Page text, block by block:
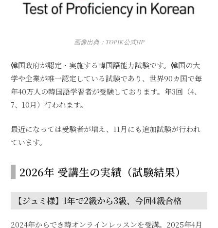
画像出典：TOPIK公式HP
韓国政府が認定・実施する韓国語能力試験です。韓国の大
学や企業が唯一認定している試験であり、世界90カ国で毎
年40万人の韓国語学習者が受験しております。年3回（4、
7、10月）行われます。
最近になっては受験者が増え、11月にも追加試験が行われ
ています。
2026年 受講生の実績（試験結果）
【ジュミ様】1年で2級から3級、今回4級合格
2024年からでき韓オンラインレッスンを受講。2025年4月